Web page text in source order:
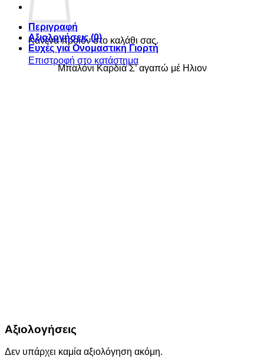
Κανένα προϊόν στο καλάθι σας.
Επιστροφή στο κατάστημα
Περιγραφή
Αξιολογήσεις (0)
Ευχές για Ονομαστική Γιορτή
Μπαλόνι Καρδιά Σ’ αγαπώ μέ Ηλιον
Αξιολογήσεις
Δεν υπάρχει καμία αξιολόγηση ακόμη.